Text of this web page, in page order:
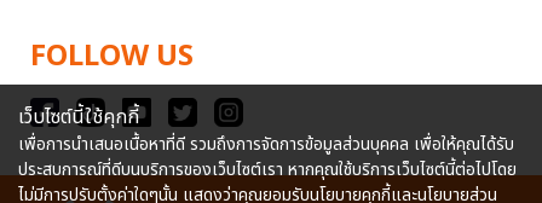
FOLLOW US
เว็บไซต์นี้ใช้คุกกี้
เพื่อการนำเสนอเนื้อหาที่ดี รวมถึงการจัดการข้อมูลส่วนบุคคล เพื่อให้คุณได้รับ
ประสบการณ์ที่ดีบนบริการของเว็บไซต์เรา หากคุณใช้บริการเว็บไซต์นี้ต่อไปโดย
ไม่มีการปรับตั้งค่าใดๆนั้น แสดงว่าคุณยอมรับนโยบายคุกกี้และนโยบายส่วน